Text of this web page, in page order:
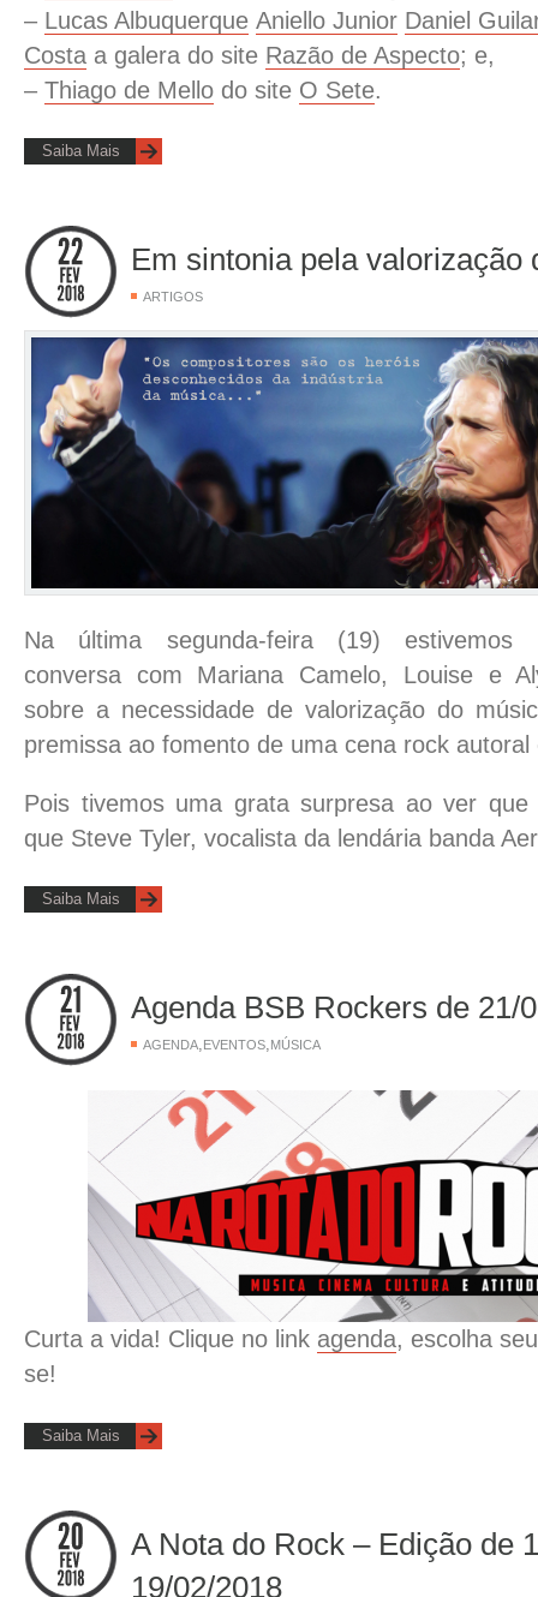
– Lucas Albuquerque Aniello Junior Daniel
Costa a galera do site Razão de Aspecto; e,
– Thiago de Mello do site O Sete.
Saiba Mais
Em sintonia pela valorização
ARTIGOS
Na última segunda-feira (19) estivemos
conversa com Mariana Camelo, Louise e
sobre a necessidade de valorização do
premissa ao fomento de uma cena rock
Pois tivemos uma grata surpresa ao ver que
que Steve Tyler, vocalista da lendária banda
Saiba Mais
Agenda BSB Rockers de 21/
AGENDA, EVENTOS, MÚSICA
Curta a vida! Clique no link agenda, escolha
se!
Saiba Mais
A Nota do Rock – Edição de
19/02/2018